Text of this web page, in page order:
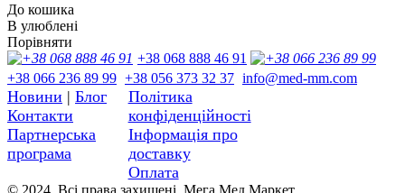
До кошика
В улюблені
Порівняти
+38 068 888 46 91
+38 066 236 89 99 +38 056 373 32 37 info@med-mm.com
Новини | Блог
Контакти
Партнерська
програма
Політика
конфіденційності
Інформація про
доставку
Оплата
© 2024. Всі права захищені. Мега Мед Маркет